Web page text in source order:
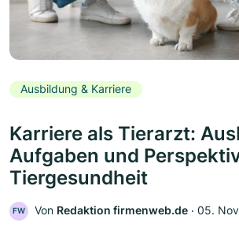
Ausbildung & Karriere
Karriere als Tierarzt:
Aufgaben und
Tiergesundheit
FW Von Redaktion firmenweb.de ‧ 05.